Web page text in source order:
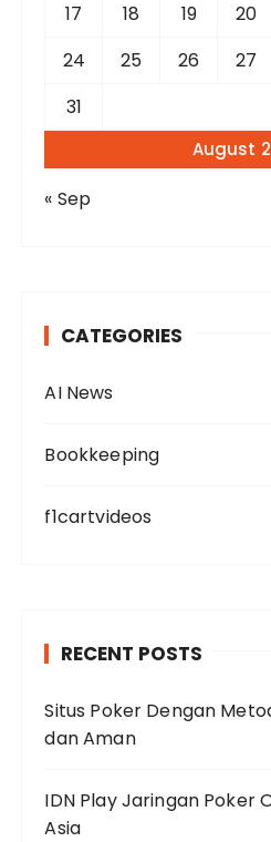
August
17
18 19 20
24
25 26 27
31
« Sep
CATEGORIES
AI News
Bookkeeping
f1cartvideos
RECENT POSTS
Situs Poker Dengan
dan Aman
IDN Play Jaringan Poker
Asia